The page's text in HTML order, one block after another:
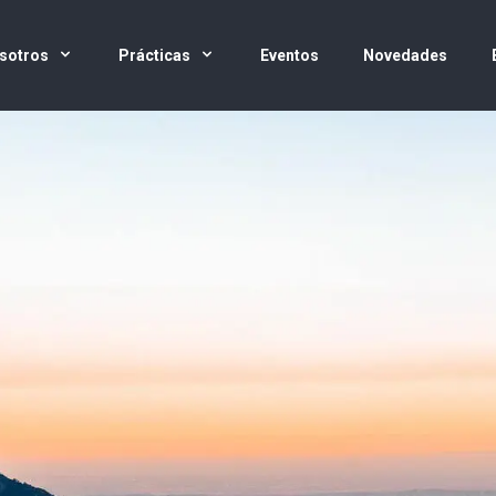
Prácticas Eventos Novedades